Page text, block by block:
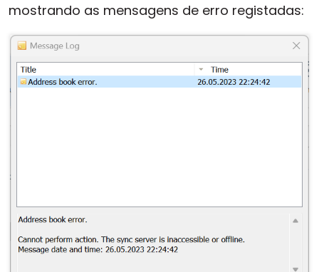
mostrando as mensagens de erro registadas: